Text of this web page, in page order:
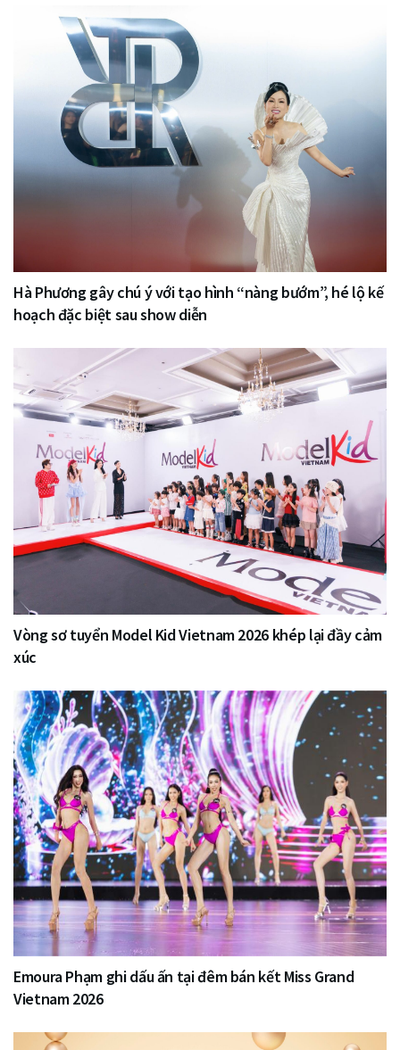
Hà Phương gây chú ý với tạo hình “nàng bướm”, hé lộ kế
hoạch đặc biệt sau show diễn
Vòng sơ tuyển Model Kid Vietnam 2026 khép lại đầy cảm
xúc
Emoura Phạm ghi dấu ấn tại đêm bán kết Miss Grand
Vietnam 2026